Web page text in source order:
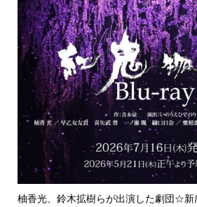
柚香光、鈴木拡樹らが出演した劇団☆新